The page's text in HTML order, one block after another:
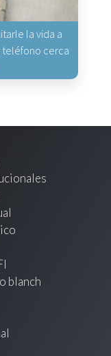
la vida a
teléfono cerca
blanch